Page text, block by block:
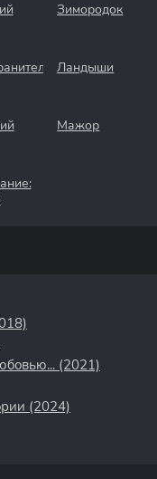
Зимородок
Ландыши
Мажор
(2021)
(2024)